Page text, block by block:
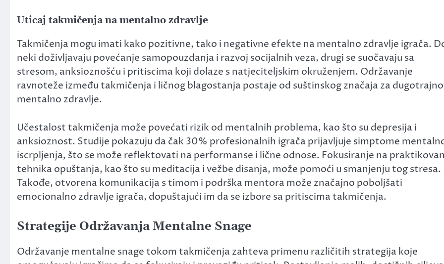
Uticaj takmičenja na mentalno zdravlje
Takmičenja mogu imati kako pozitivne, tako i negativne efekte na mentalno zdravlje igrača.
neki doživljavaju povećanje samopouzdanja i razvoj socijalnih veza, drugi se suočavaju sa
stresom, anksioznošću i pritiscima koji dolaze s natjeciteljskim okruženjem. Održavanje
ravnoteže između takmičenja i ličnog blagostanja postaje od suštinskog značaja za dugotrajno
mentalno zdravlje.
Učestalost takmičenja može povećati rizik od mentalnih problema, kao što su depresija i
anksioznost. Studije pokazuju da čak 30% profesionalnih igrača prijavljuje simptome
iscrpljenja, što se može reflektovati na performanse i lične odnose. Fokusiranje na
tehnika opuštanja, kao što su meditacija i vežbe disanja, može pomoći u smanjenju tog stresa.
Takođe, otvorena komunikacija s timom i podrška mentora može značajno poboljšati
emocionalno zdravlje igrača, dopuštajući im da se izbore sa pritiscima takmičenja.
Strategije Održavanja Mentalne Snage
Održavanje mentalne snage tokom takmičenja zahteva primenu različitih strategija koje